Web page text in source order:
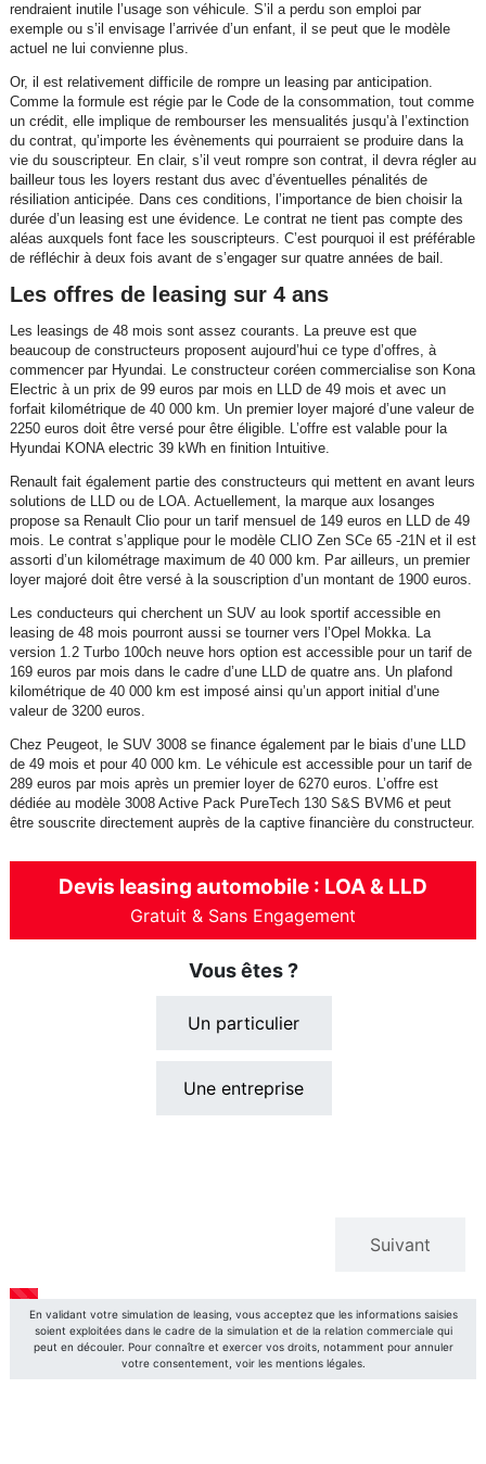
rendraient inutile l’usage son véhicule. S’il a perdu son emploi par
exemple ou s’il envisage l’arrivée d’un enfant, il se peut que le modèle
actuel ne lui convienne plus.
Or, il est relativement difficile de rompre un leasing par anticipation.
Comme la formule est régie par le Code de la consommation, tout comme
un crédit, elle implique de rembourser les mensualités jusqu’à l’extinction
du contrat, qu’importe les évènements qui pourraient se produire dans la
vie du souscripteur. En clair, s’il veut rompre son contrat, il devra régler au
bailleur tous les loyers restant dus avec d’éventuelles pénalités de
résiliation anticipée. Dans ces conditions, l’importance de bien choisir la
durée d’un leasing est une évidence. Le contrat ne tient pas compte des
aléas auxquels font face les souscripteurs. C’est pourquoi il est préférable
de réfléchir à deux fois avant de s’engager sur quatre années de bail.
Les offres de leasing sur 4 ans
Les leasings de 48 mois sont assez courants. La preuve est que
beaucoup de constructeurs proposent aujourd’hui ce type d’offres, à
commencer par Hyundai. Le constructeur coréen commercialise son Kona
Electric à un prix de 99 euros par mois en LLD de 49 mois et avec un
forfait kilométrique de 40 000 km. Un premier loyer majoré d’une valeur de
2250 euros doit être versé pour être éligible. L’offre est valable pour la
Hyundai KONA electric 39 kWh en finition Intuitive.
Renault fait également partie des constructeurs qui mettent en avant leurs
solutions de LLD ou de LOA. Actuellement, la marque aux losanges
propose sa Renault Clio pour un tarif mensuel de 149 euros en LLD de 49
mois. Le contrat s’applique pour le modèle CLIO Zen SCe 65 -21N et il est
assorti d’un kilométrage maximum de 40 000 km. Par ailleurs, un premier
loyer majoré doit être versé à la souscription d’un montant de 1900 euros.
Les conducteurs qui cherchent un SUV au look sportif accessible en
leasing de 48 mois pourront aussi se tourner vers l’Opel Mokka. La
version 1.2 Turbo 100ch neuve hors option est accessible pour un tarif de
169 euros par mois dans le cadre d’une LLD de quatre ans. Un plafond
kilométrique de 40 000 km est imposé ainsi qu’un apport initial d’une
valeur de 3200 euros.
Chez Peugeot, le SUV 3008 se finance également par le biais d’une LLD
de 49 mois et pour 40 000 km. Le véhicule est accessible pour un tarif de
289 euros par mois après un premier loyer de 6270 euros. L’offre est
dédiée au modèle 3008 Active Pack PureTech 130 S&S BVM6 et peut
être souscrite directement auprès de la captive financière du constructeur.